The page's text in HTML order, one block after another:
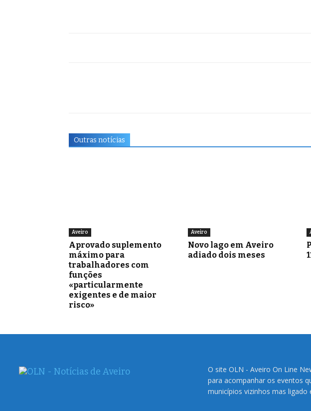
Outras notícias
Aveiro
Aprovado suplemento
máximo para
trabalhadores com
funções
«particularmente
exigentes e de maior
risco»
Aveiro
Novo lago em Aveiro
adiado dois meses
O site OLN - Aveiro On Line
para acompanhar os eventos
municípios vizinhos mas